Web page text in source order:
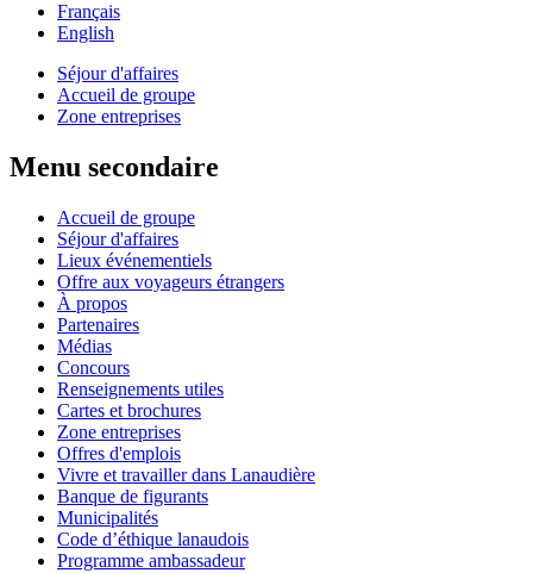
Français
English
Séjour d'affaires
Accueil de groupe
Zone entreprises
Menu secondaire
Accueil de groupe
Séjour d'affaires
Lieux événementiels
Offre aux voyageurs étrangers
À propos
Partenaires
Médias
Concours
Renseignements utiles
Cartes et brochures
Zone entreprises
Offres d'emplois
Vivre et travailler dans Lanaudière
Banque de figurants
Municipalités
Code d’éthique lanaudois
Programme ambassadeur